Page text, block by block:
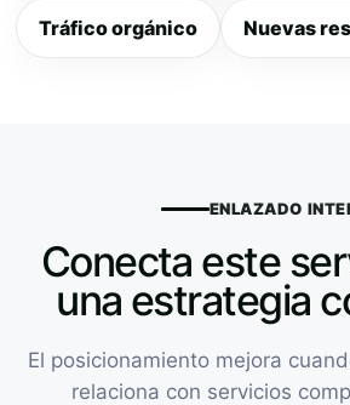
Tráfico orgánico Nuevas
ENLAZADO
Conecta este
una estrategia
El posicionamiento mejora
relaciona con servicios